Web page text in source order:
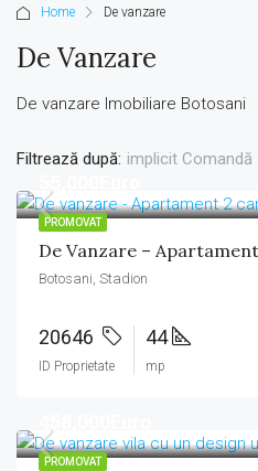
Home De vanzare
De Vanzare
De vanzare Imobiliare Botosani
Filtrează după: implicit Comandă
PROMOVAT
Botosani, Stadion
20646
ID Proprietate
44
mp
PROMOVAT